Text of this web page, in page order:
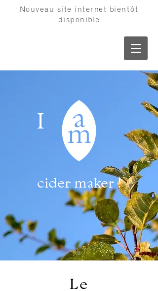
Nouveau site internet bientôt
disponible
I
cider maker !
Le